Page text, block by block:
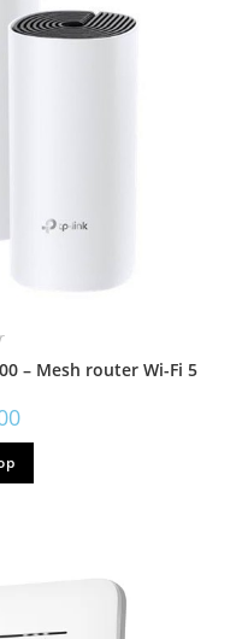
– Mesh router Wi-Fi 5